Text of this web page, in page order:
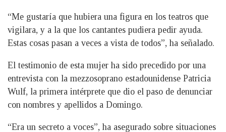
“Me gustaría que hubiera una figura en los teatros que
vigilara, y a la que los cantantes pudiera pedir ayuda.
Estas cosas pasan a veces a vista de todos”, ha señalado.
El testimonio de esta mujer ha sido precedido por una
entrevista con la mezzosoprano estadounidense Patricia
Wulf, la primera intérprete que dio el paso de denunciar
con nombres y apellidos a Domingo.
“Era un secreto a voces”, ha asegurado sobre situaciones